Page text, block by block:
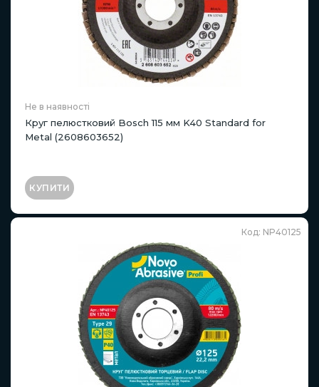
Не в наявності
Круг пелюстковий Bosch 115 мм K40 Standard for
Metal (2608603652)
КУПИТИ
Код: NP40125